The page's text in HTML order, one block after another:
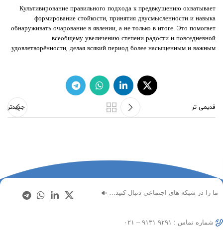
Культивирование правильного подхода к предвкушению охватывает
формирование стойкости, принятия двусмысленности и навыка
обнаруживать очарование в явлении, а не только в итоге. Это помогает
всеобщему увеличению степени радости и повседневной
удовлетворённости, делая всякий период более насыщенным и важным.
جدیدتر قدیمی تر
ما را در شبکه های اجتماعی دنبال کنید…
شماره تماس : ۹۲۹۱ ۹۱۳۱ – ۰۲۱